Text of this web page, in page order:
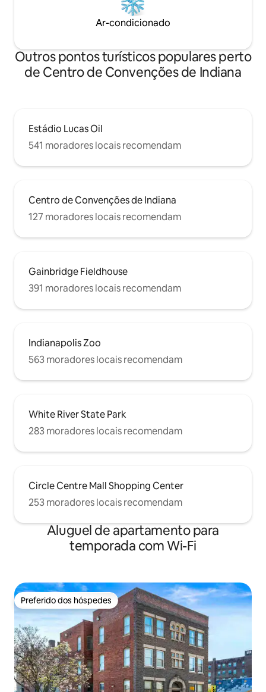
Ar-condicionado
Outros pontos turísticos populares perto
de Centro de Convenções de Indiana
Estádio Lucas Oil
541 moradores locais recomendam
Centro de Convenções de Indiana
127 moradores locais recomendam
Gainbridge Fieldhouse
391 moradores locais recomendam
Indianapolis Zoo
563 moradores locais recomendam
White River State Park
283 moradores locais recomendam
Circle Centre Mall Shopping Center
253 moradores locais recomendam
Aluguel de apartamento para
temporada com Wi-Fi
Preferido dos hóspedes
Preferido dos hóspedes